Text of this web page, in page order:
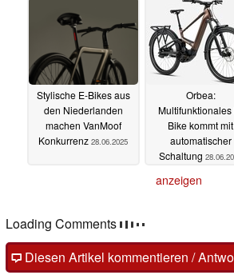
Stylische E-Bikes aus
den Niederlanden
machen VanMoof
Konkurrenz 28.06.2025
Orbea:
Multifunktionales
Bike kommt mit
automatischer
Schaltung
anzeigen
Loading Comments
Diesen Artikel kommentieren /